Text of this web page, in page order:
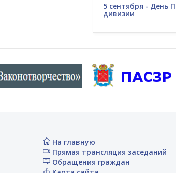
5 сентября - День
дивизии
На главную
Прямая трансляция заседаний
Обращения граждан